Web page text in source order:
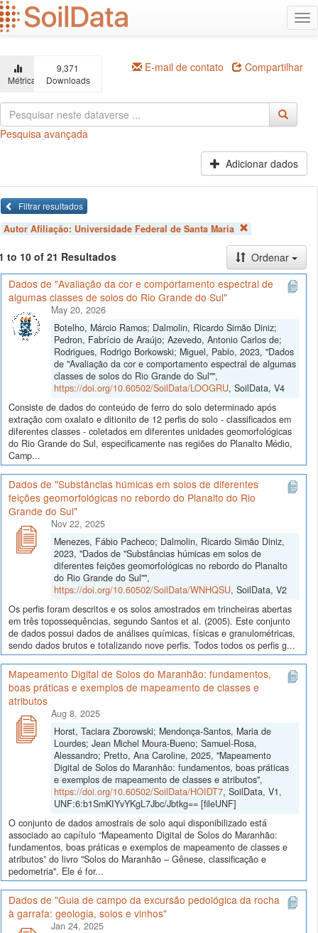
Ir
para
o
principal
Métricas
9,371
Downloads
E-mail de contato Compartilhar
Pesquisa avançada
Adicionar dados
Filtrar resultados
Autor Afiliação: Universidade Federal de Santa Maria
to 10 of 21 Resultados
Ordenar
Dados de "Avaliação da cor e comportamento espectral de
algumas classes de solos do Rio Grande do Sul"
May 20, 2026
Botelho, Márcio Ramos; Dalmolin, Ricardo Simão Diniz;
Pedron, Fabrício de Araújo; Azevedo, Antonio Carlos de;
Rodrigues, Rodrigo Borkowski; Miguel, Pablo, 2023, "Dados
de "Avaliação da cor e comportamento espectral de algumas
classes de solos do Rio Grande do Sul"",
https://doi.org/10.60502/SoilData/LOOGRU, SoilData, V4
Consiste de dados do conteúdo de ferro do solo determinado após
extração com oxalato e ditionito de 12 perfis do solo - classificados em
diferentes classes - coletados em diferentes unidades geomorfológicas
do Rio Grande do Sul, especificamente nas regiões do Planalto Médio,
Camp...
Dados de "Substâncias húmicas em solos de diferentes
feições geomorfológicas no rebordo do Planalto do Rio
Grande do Sul"
Nov 22, 2025
Menezes, Fábio Pacheco; Dalmolin, Ricardo Simão Diniz,
2023, "Dados de "Substâncias húmicas em solos de
diferentes feições geomorfológicas no rebordo do Planalto
do Rio Grande do Sul"",
https://doi.org/10.60502/SoilData/WNHQSU, SoilData, V2
Os perfis foram descritos e os solos amostrados em trincheiras abertas
em três topossequências, segundo Santos et al. (2005). Este conjunto
de dados possui dados de análises químicas, físicas e granulométricas,
sendo dados brutos e totalizando nove perfis. Todos todos os perfis g...
Mapeamento Digital de Solos do Maranhão: fundamentos,
boas práticas e exemplos de mapeamento de classes e
atributos
Aug 8, 2025
Horst, Taciara Zborowski; Mendonça-Santos, Maria de
Lourdes; Jean Michel Moura-Bueno; Samuel-Rosa,
Alessandro; Pretto, Ana Caroline, 2025, "Mapeamento
Digital de Solos do Maranhão: fundamentos, boas práticas
e exemplos de mapeamento de classes e atributos",
https://doi.org/10.60502/SoilData/HOIDT7, SoilData, V1,
UNF:6:b1SmKIYvYKgL7Jbc/Jbtkg== [fileUNF]
O conjunto de dados amostrais de solo aqui disponibilizado está
associado ao capítulo “Mapeamento Digital de Solos do Maranhão:
fundamentos, boas práticas e exemplos de mapeamento de classes e
atributos” do livro "Solos do Maranhão – Gênese, classificação e
pedometria". Ele é for...
Dados de "Guia de campo da excursão pedológica da rocha
à garrafa: geologia, solos e vinhos"
Jan 24, 2025